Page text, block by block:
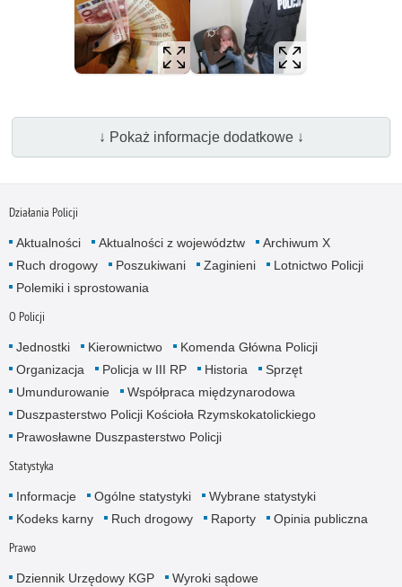
↓ Pokaż informacje dodatkowe ↓
Działania Policji
Aktualności Aktualności z województw
Archiwum X
Ruch drogowy
Poszukiwani Zaginieni
Lotnictwo Policji
Polemiki i sprostowania
O Policji
Jednostki Kierownictwo
Komenda Główna Policji
Organizacja
Policja w III RP Historia
Sprzęt
Umundurowanie
Współpraca międzynarodowa
Duszpasterstwo Policji Kościoła Rzymskokatolickiego
Prawosławne Duszpasterstwo Policji
Statystyka
Informacje Ogólne statystyki
Wybrane statystyki
Kodeks karny
Ruch drogowy Raporty Opinia publiczna
Prawo
Dziennik Urzędowy KGP Wyroki sądowe